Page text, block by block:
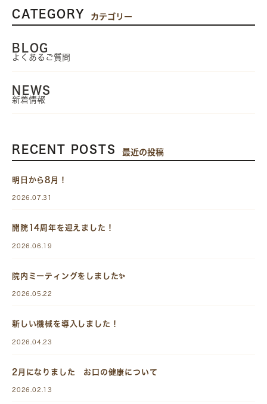
CATEGORY カテゴリー
BLOG
よくあるご質問
NEWS
新着情報
RECENT POSTS 最近の投稿
明日から8月！
2026.07.31
開院14周年を迎えました！
2026.06.19
院内ミーティングをしました✨
2026.05.22
新しい機械を導入しました！
2026.04.23
2月になりました お口の健康について
2026.02.13